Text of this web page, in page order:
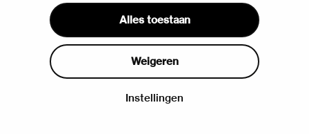
Alles toestaan
Weigeren
Instellingen